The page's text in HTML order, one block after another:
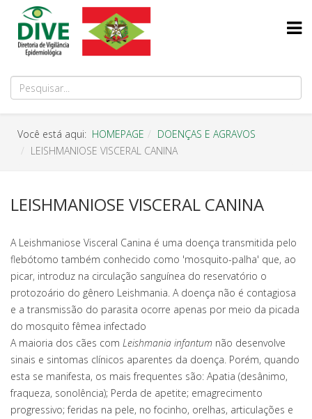
Você está aqui: HOMEPAGE
DOENÇAS E AGRAVOS
LEISHMANIOSE VISCERAL CANINA
LEISHMANIOSE VISCERAL CANINA
A Leishmaniose Visceral Canina é uma doença transmitida pelo
flebótomo também conhecido como 'mosquito-palha' que, ao
picar, introduz na circulação sanguínea do reservatório o
protozoário do gênero Leishmania. A doença não é contagiosa
e a transmissão do parasita ocorre apenas por meio da picada
do mosquito fêmea infectado
A maioria dos cães com Leishmania infantum não desenvolve
sinais e sintomas clínicos aparentes da doença. Porém, quando
esta se manifesta, os mais frequentes são: Apatia (desânimo,
fraqueza, sonolência); Perda de apetite; emagrecimento
progressivo; feridas na pele, no focinho, orelhas, articulações e